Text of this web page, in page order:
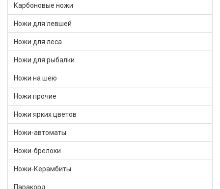
Карбоновые ножи
Ножи для левшей
Ножи для леса
Ножи для рыбалки
Ножи на шею
Ножи прочие
Ножи ярких цветов
Ножи-автоматы
Ножи-брелоки
Ножи-Керамбиты
Паракорд